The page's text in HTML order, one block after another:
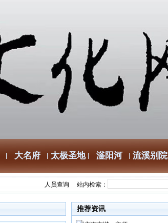
大名府 太极圣地 滏阳河 流溪别院
人员查询 站内检索：
推荐资讯